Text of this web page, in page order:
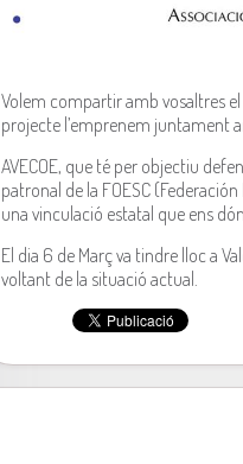
Volem compartir amb vosaltres el
projecte l’emprenem juntament
AVECOE, que té per objectiu
patronal de la FOESC
una vinculació estatal que ens
El dia 6 de Març va tindre lloc a
voltant de la situació actual.